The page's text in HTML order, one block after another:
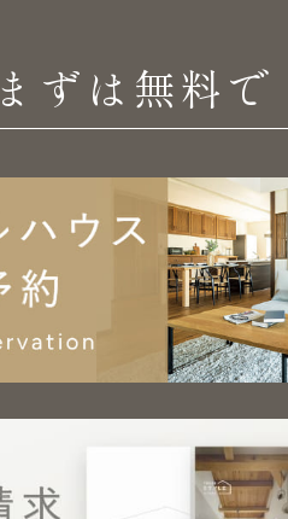
まずは無料で